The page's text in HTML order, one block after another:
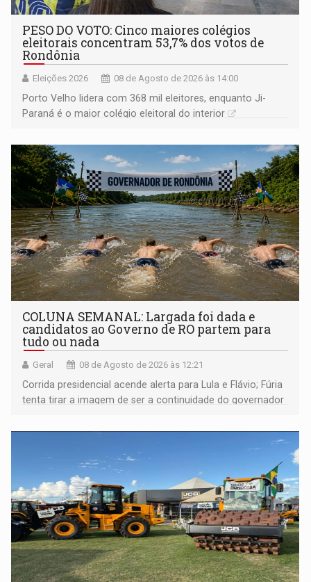
PESO DO VOTO: Cinco maiores colégios
eleitorais concentram 53,7% dos votos de
Rondônia
Eleições 2026 08 de Agosto de 2026 às 14:00
Porto Velho lidera com 368 mil eleitores, enquanto Ji-
Paraná é o maior colégio eleitoral do interior
COLUNA SEMANAL: Largada foi dada e
candidatos ao Governo de RO partem para
tudo ou nada
Geral 08 de Agosto de 2026 às 12:21
Corrida presidencial acende alerta para Lula e Flávio; Fúria
tenta tirar a imagem de ser a continuidade do governador
não ter entrado no modo eleição; ABAV faz evento em